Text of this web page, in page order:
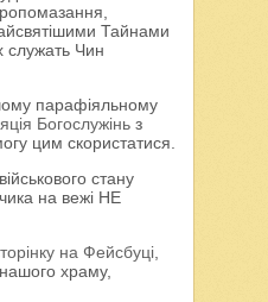
Тайнами
служать Чин
парафіяльному
Богослужіньз
цим скористатися.
стану
на вежі НЕ
на Фейсбуці,
храму,